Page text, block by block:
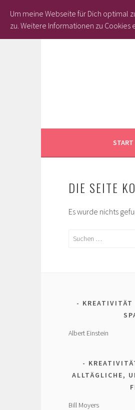
START
DIE SEITE
Es wurde nichts
Suchen
Albert Einstein
ALLTÄGLICHE,
Bill Moyers
Um meine Webseite für Dich optimal
zu. Weitere Informationen zu Cookies